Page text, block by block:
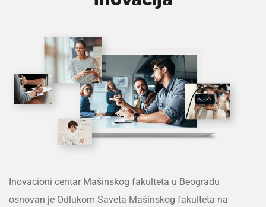
Inovacioni centar Mašinskog fakulteta u Beogradu
osnovan je Odlukom Saveta Mašinskog fakulteta na